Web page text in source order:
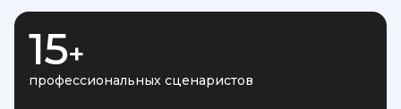
15+
профессиональных сценаристов